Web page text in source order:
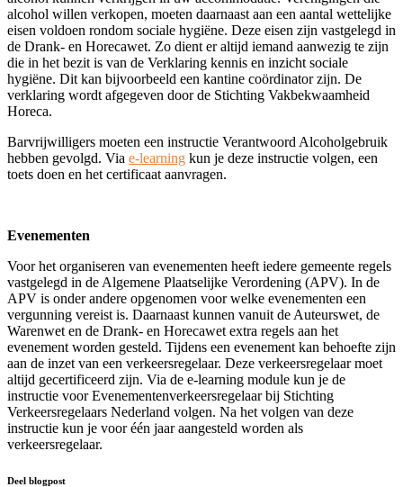
alcohol willen verkopen, moeten daarnaast aan een aantal wettelijke
eisen voldoen rondom sociale hygiëne. Deze eisen zijn vastgelegd in
de Drank- en Horecawet. Zo dient er altijd iemand aanwezig te zijn
die in het bezit is van de Verklaring kennis en inzicht sociale
hygiëne. Dit kan bijvoorbeeld een kantine coördinator zijn. De
verklaring wordt afgegeven door de Stichting Vakbekwaamheid
Horeca.
Barvrijwilligers moeten een instructie Verantwoord Alcoholgebruik
hebben gevolgd. Via e-learning kun je deze instructie volgen, een
toets doen en het certificaat aanvragen.
Evenementen
Voor het organiseren van evenementen heeft iedere gemeente regels
vastgelegd in de Algemene Plaatselijke Verordening (APV). In de
APV is onder andere opgenomen voor welke evenementen een
vergunning vereist is. Daarnaast kunnen vanuit de Auteurswet, de
Warenwet en de Drank- en Horecawet extra regels aan het
evenement worden gesteld. Tijdens een evenement kan behoefte zijn
aan de inzet van een verkeersregelaar. Deze verkeersregelaar moet
altijd gecertificeerd zijn. Via de e-learning module kun je de
instructie voor Evenementenverkeersregelaar bij Stichting
Verkeersregelaars Nederland volgen. Na het volgen van deze
instructie kun je voor één jaar aangesteld worden als
verkeersregelaar.
Deel blogpost